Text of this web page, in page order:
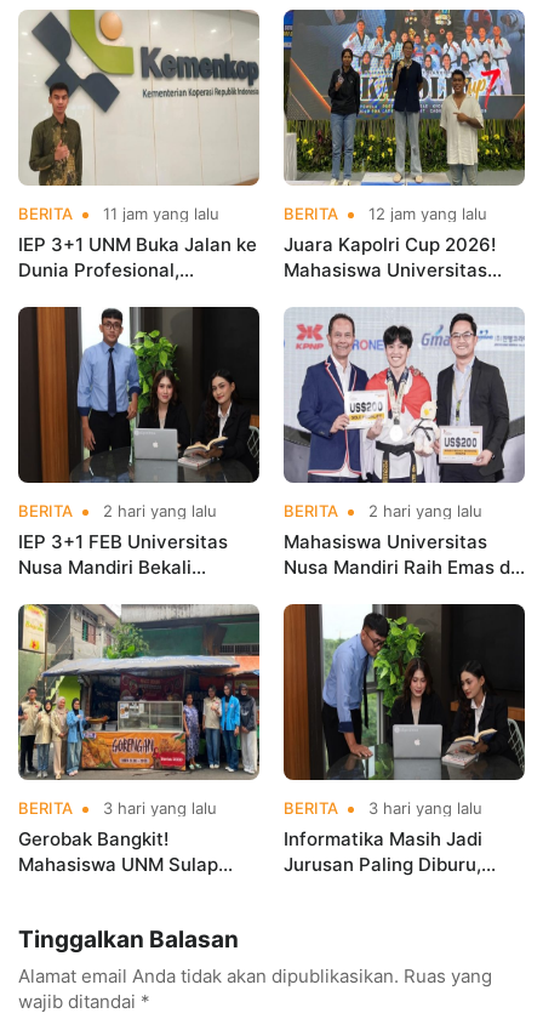
BERITA 11 jam yang lalu
IEP 3+1 UNM Buka Jalan ke
Dunia Profesional,
Kementerian Koperasi
BERITA 12 jam yang lalu
Juara Kapolri Cup 2026!
Mahasiswa Universitas
Nama Kampus di Kejurnas
Taekwondo
BERITA 2 hari yang lalu
IEP 3+1 FEB Universitas
Nusa Mandiri Bekali
Kerja Sebelum Lulus
BERITA 2 hari yang lalu
Mahasiswa Universitas
Nusa Mandiri Raih Emas di
Indonesia Open
Championships 2026
BERITA 3 hari yang lalu
Gerobak Bangkit!
Mahasiswa UNM Sulap
BERITA 3 hari yang lalu
Informatika Masih Jadi
Jurusan Paling Diburu,
Tinggalkan Balasan
Alamat email Anda tidak akan dipublikasikan. Ruas yang
wajib ditandai *